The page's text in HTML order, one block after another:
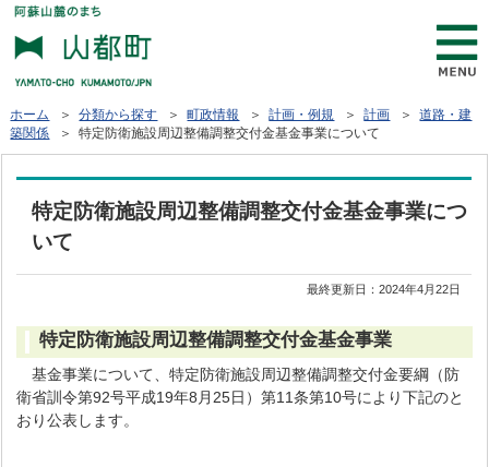
ホーム ＞分類から探す ＞町政情報 ＞計画・例規 ＞計画 ＞道路・建
築関係 ＞ 特定防衛施設周辺整備調整交付金基金事業について
特定防衛施設周辺整備調整交付金基金事業につ
いて
最終更新日：2024年4月22日
特定防衛施設周辺整備調整交付金基金事業
基金事業について、特定防衛施設周辺整備調整交付金要綱（防
衛省訓令第92号平成19年8月25日）第11条第10号により下記のと
おり公表します。